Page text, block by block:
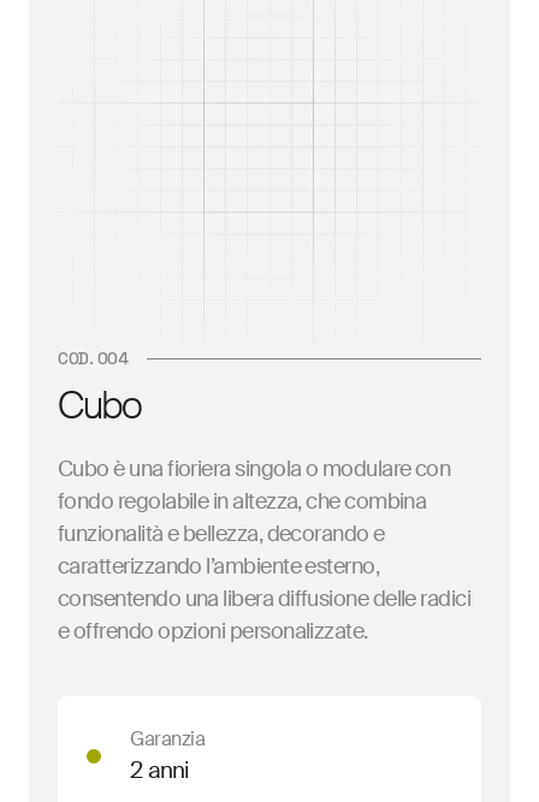
COD. 004
Cubo
Cubo è una fioriera singola o modulare con
fondo regolabile in altezza, che combina
funzionalità e bellezza, decorando e
caratterizzando l’ambiente esterno,
consentendo una libera diffusione delle radici
e offrendo opzioni personalizzate.
Garanzia
2 anni